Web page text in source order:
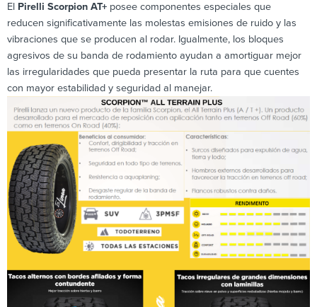
El Pirelli Scorpion AT+ posee componentes especiales que
reducen significativamente las molestas emisiones de ruido y las
vibraciones que se producen al rodar. Igualmente, los bloques
agresivos de su banda de rodamiento ayudan a amortiguar mejor
las irregularidades que pueda presentar la ruta para que cuentes
con mayor estabilidad y seguridad al manejar.